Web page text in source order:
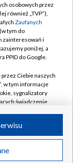
osobowych przez
również „TVP”),
Zaufanych
tym do
zainteresowań i
poniżej, a
PPID do Google.
Ciebie naszych
w tym informacje
sygnalizatory
świadczenie
Ciebie
IP, identyfikatory